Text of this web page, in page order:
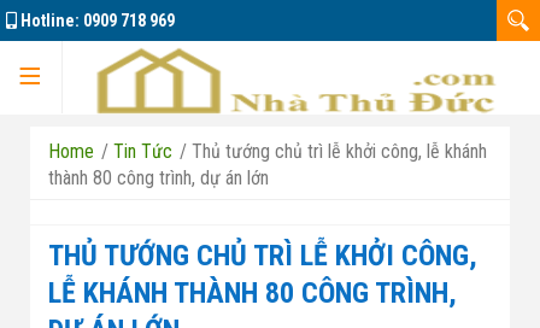
Hotline: 0909 718 969
Trang chủ
Dự án
Home / Tin Tức / Thủ tướng chủ trì lễ khởi công, lễ khánh
thành 80 công trình, dự án lớn
THỦ TƯỚNG CHỦ TRÌ LỄ KHỞI CÔNG,
LỄ KHÁNH THÀNH 80 CÔNG TRÌNH,